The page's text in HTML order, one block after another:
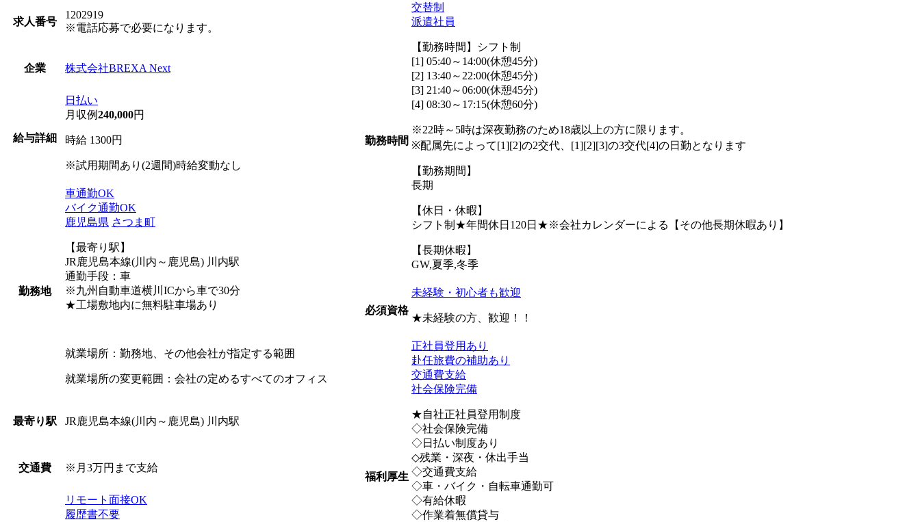
求人番号
1202919
※電話応募で必要になります。
企業 株式会社BREXA Next
給与詳細
日払い
月収例240,000円
時給 1300円
※試用期間あり(2週間)時給変動なし
勤務地
車通勤OK
バイク通勤OK
鹿児島県 さつま町
【最寄り駅】
JR鹿児島本線(川内～鹿児島) 川内駅
通勤手段：車
※九州自動車道横川ICから車で30分
★工場敷地内に無料駐車場あり
就業場所：勤務地、その他会社が指定する範囲
就業場所の変更範囲：会社の定めるすべてのオフィス
最寄り駅 JR鹿児島本線(川内～鹿児島) 川内駅
交通費 ※月3万円まで支給
リモート面接OK
履歴書不要
勤務時間
交替制
派遣社員
【勤務時間】シフト制
[1] 05:40～14:00(休憩45分)
[2] 13:40～22:00(休憩45分)
[3] 21:40～06:00(休憩45分)
[4] 08:30～17:15(休憩60分)
※22時～5時は深夜勤務のため18歳以上の方に限ります。
※配属先によって[1][2]の2交代、[1][2][3]の3交代[4]の日勤となります
【勤務期間】
長期
【休日・休暇】
シフト制★年間休日120日★※会社カレンダーによる【その他長期休暇あり】
【長期休暇】
GW,夏季,冬季
必須資格
未経験・初心者も歓迎
★未経験の方、歓迎！！
福利厚生
正社員登用あり
赴任旅費の補助あり
交通費支給
社会保険完備
★自社正社員登用制度
◇社会保険完備
◇日払い制度あり
◇残業・深夜・休出手当
◇交通費支給
◇車・バイク・自転車通勤可
◇有給休暇
◇作業着無償貸与